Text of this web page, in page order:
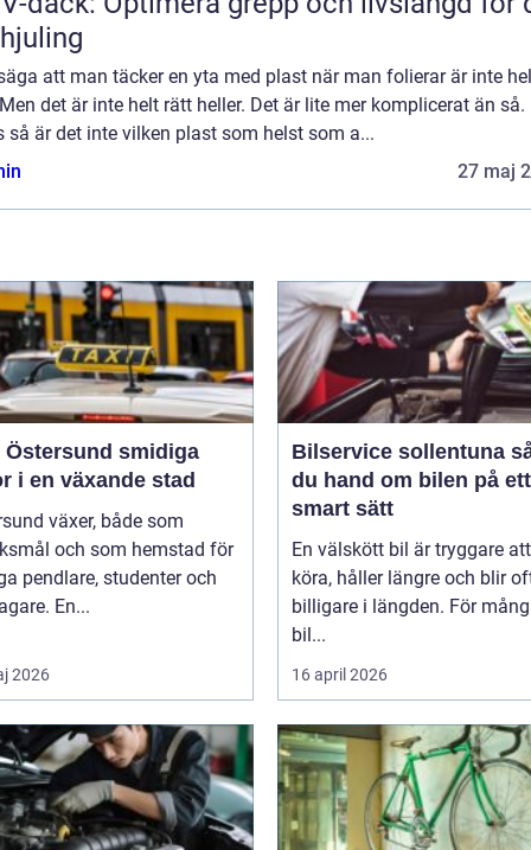
att man täcker en yta med plast när man folierar är inte
det är inte helt rätt heller. Det är lite mer komplicerat än så.
så är det inte vilken plast som helst som a...
27 maj
smidiga
i en växande stad
växer, både som
och som hemstad för
pendlare, studenter och
En...
2026
Bilservice sollentuna så tar
du hand om bilen på ett
smart sätt
En välskött bil är tryggare att
köra, håller längre och blir
billigare i längden. För
bil...
16 april 2026